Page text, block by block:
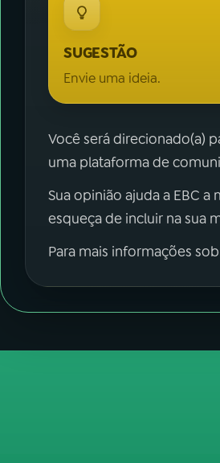
SUGESTÃO
Envie uma ideia.
Você será direcionado(a)
uma plataforma de
Sua opinião ajuda a EBC
esqueça de incluir na sua
Para mais informações